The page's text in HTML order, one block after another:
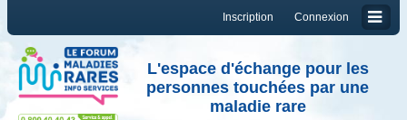
Connexion
Inscription
L'espace d'échange pour les
personnes touchées par une
maladie rare